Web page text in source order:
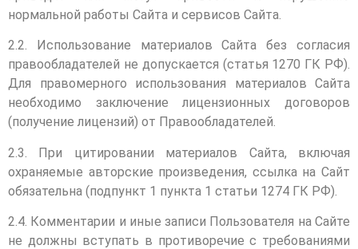
нормальной работы Сайта и сервисов Сайта.
2.2. Использование материалов Сайта без согласия
правообладателей не допускается (статья 1270 ГК РФ).
Для правомерного использования материалов Сайта
необходимо заключение лицензионных договоров
(получение лицензий) от Правообладателей.
2.3. При цитировании материалов Сайта, включая
охраняемые авторские произведения, ссылка на Сайт
обязательна (подпункт 1 пункта 1 статьи 1274 ГК РФ).
2.4. Комментарии и иные записи Пользователя на Сайте
не должны вступать в противоречие с требованиями